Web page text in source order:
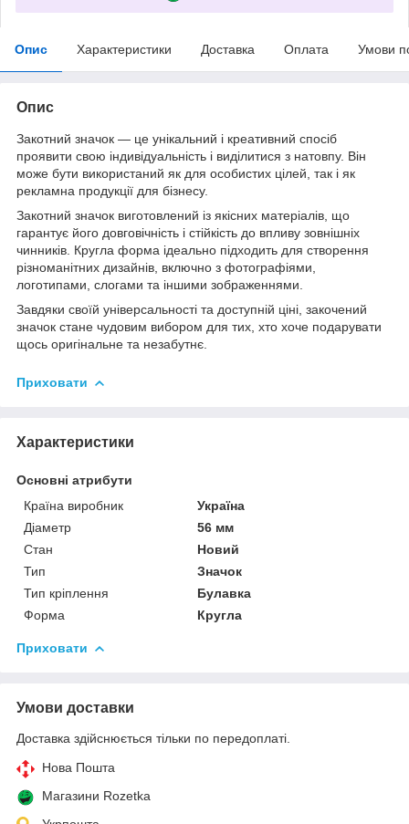
Опис Характеристики Доставка Оплата Умови
Опис
Закотний значок — це унікальний і креативний спосіб
проявити свою індивідуальність і виділитися з натовпу. Він
може бути використаний як для особистих цілей, так і як
рекламна продукції для бізнесу.
Закотний значок виготовлений із якісних матеріалів, що
гарантує його довговічність і стійкість до впливу зовнішніх
чинників. Кругла форма ідеально підходить для створення
різноманітних дизайнів, включно з фотографіями,
логотипами, слогами та іншими зображеннями.
Завдяки своїй універсальності та доступній ціні, закочений
значок стане чудовим вибором для тих, хто хоче подарувати
щось оригінальне та незабутнє.
Приховати
Характеристики
Основні атрибути
Країна виробник
Україна
Діаметр
56 мм
Стан
Новий
Тип
Значок
Тип кріплення
Булавка
Форма
Кругла
Приховати
Умови доставки
Доставка здійснюється тільки по передоплаті.
Нова Пошта
Магазини Rozetka